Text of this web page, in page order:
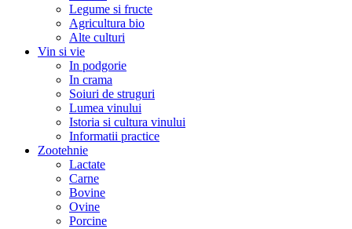
Legume si fructe
Agricultura bio
Alte culturi
Vin si vie
In podgorie
In crama
Soiuri de struguri
Lumea vinului
Istoria si cultura vinului
Informatii practice
Zootehnie
Lactate
Carne
Bovine
Ovine
Porcine